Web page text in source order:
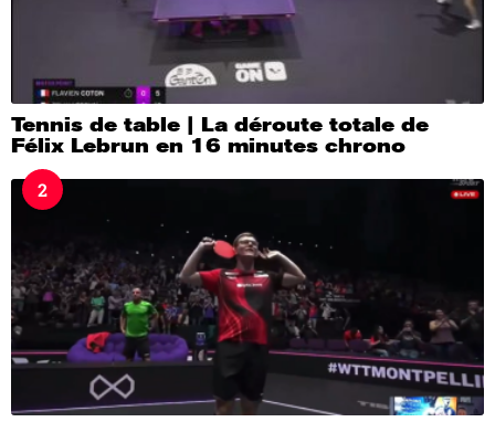
Tennis de table | La déroute totale de
Félix Lebrun en 16 minutes chrono
2